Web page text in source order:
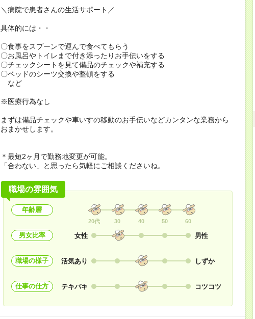
＼病院で患者さんの生活サポート／
具体的には・・
〇食事をスプーンで運んで食べてもらう
〇お風呂やトイレまで付き添ったりお手伝いをする
〇チェックシートを見て備品のチェックや補充する
〇ベッドのシーツ交換や整頓をする
など
※医療行為なし
まずは備品チェックや車いすの移動のお手伝いなどカンタンな業務から
おまかせします。
＊最短2ヶ月で勤務地変更が可能。
「合わない」と思ったら気軽にご相談くださいね。
職場の雰囲気
年齢層
20代 30 40 50 60
男女比率 女性 男性
職場の様子 活気あり しずか
仕事の仕方 テキパキ コツコツ